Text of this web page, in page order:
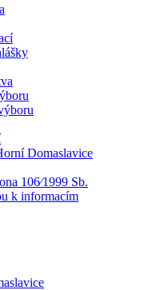
Domaslavice
106⁄1999 Sb.
k informacím